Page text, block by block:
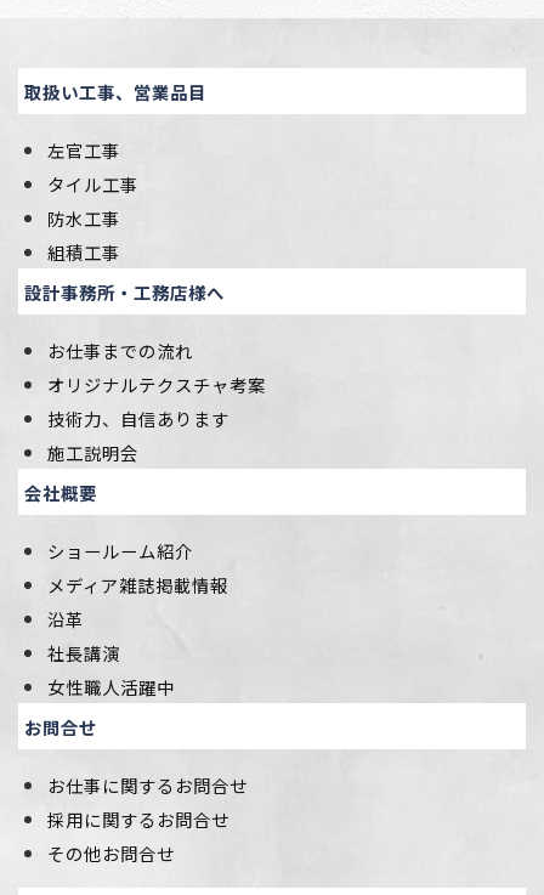
取扱い工事、営業品目
左官工事
タイル工事
防水工事
組積工事
設計事務所・工務店様へ
お仕事までの流れ
オリジナルテクスチャ考案
技術力、自信あります
施工説明会
会社概要
ショールーム紹介
メディア雑誌掲載情報
沿革
社長講演
女性職人活躍中
お問合せ
お仕事に関するお問合せ
採用に関するお問合せ
その他お問合せ